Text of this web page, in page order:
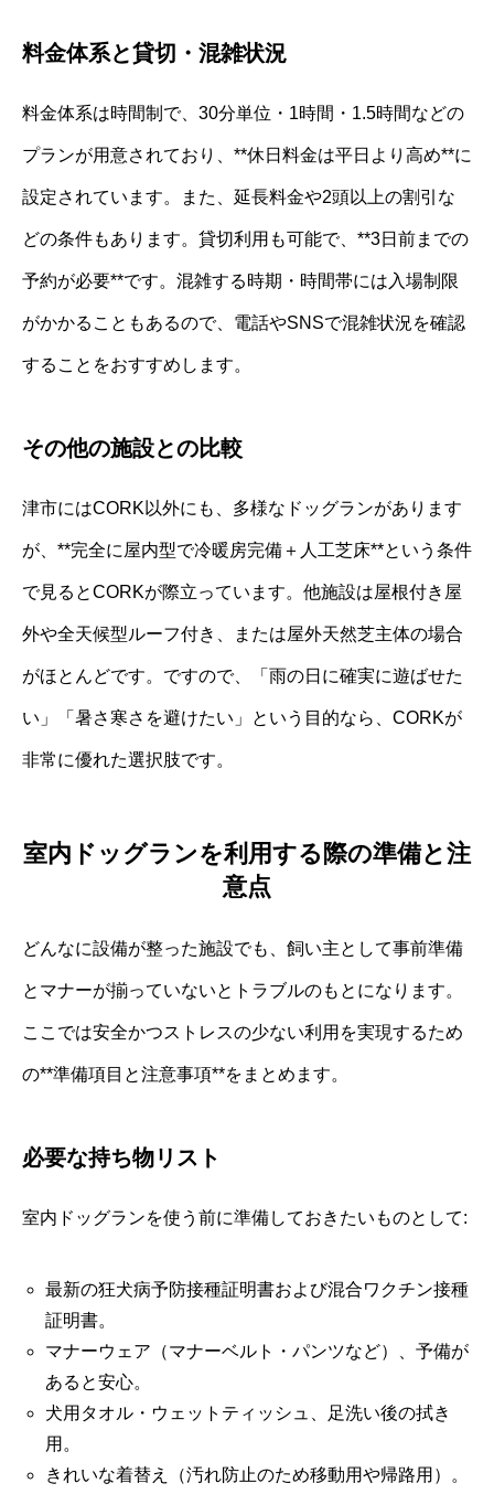
料金体系と貸切・混雑状況
料金体系は時間制で、30分単位・1時間・1.5時間などの
プランが用意されており、**休日料金は平日より高め**に
設定されています。また、延長料金や2頭以上の割引な
どの条件もあります。貸切利用も可能で、**3日前までの
予約が必要**です。混雑する時期・時間帯には入場制限
がかかることもあるので、電話やSNSで混雑状況を確認
することをおすすめします。
その他の施設との比較
津市にはCORK以外にも、多様なドッグランがあります
が、**完全に屋内型で冷暖房完備＋人工芝床**という条件
で見るとCORKが際立っています。他施設は屋根付き屋
外や全天候型ルーフ付き、または屋外天然芝主体の場合
がほとんどです。ですので、「雨の日に確実に遊ばせた
い」「暑さ寒さを避けたい」という目的なら、CORKが
非常に優れた選択肢です。
室内ドッグランを利用する際の準備と注
意点
どんなに設備が整った施設でも、飼い主として事前準備
とマナーが揃っていないとトラブルのもとになります。
ここでは安全かつストレスの少ない利用を実現するため
の**準備項目と注意事項**をまとめます。
必要な持ち物リスト
室内ドッグランを使う前に準備しておきたいものとして:
最新の狂犬病予防接種証明書および混合ワクチン接種
証明書。
マナーウェア（マナーベルト・パンツなど）、予備が
あると安心。
犬用タオル・ウェットティッシュ、足洗い後の拭き
用。
きれいな着替え（汚れ防止のため移動用や帰路用）。